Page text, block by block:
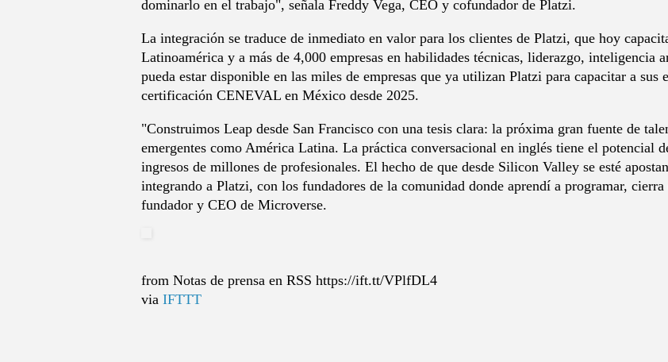
dominarlo en el trabajo", señala Freddy Vega, CEO y cofundador de Platzi.
La integración se traduce de inmediato en valor para los clientes de Platzi, que hoy
Latinoamérica y a más de 4,000 empresas en habilidades técnicas, liderazgo, inteligencia
pueda estar disponible en las miles de empresas que ya utilizan Platzi para capacitar a sus
certificación CENEVAL en México desde 2025.
"Construimos Leap desde San Francisco con una tesis clara: la próxima gran fuente de
emergentes como América Latina. La práctica conversacional en inglés tiene el potencial
ingresos de millones de profesionales. El hecho de que desde Silicon Valley se esté
integrando a Platzi, con los fundadores de la comunidad donde aprendí a programar,
fundador y CEO de Microverse.
from Notas de prensa en RSS https://ift.tt/VPlfDL4
via IFTTT